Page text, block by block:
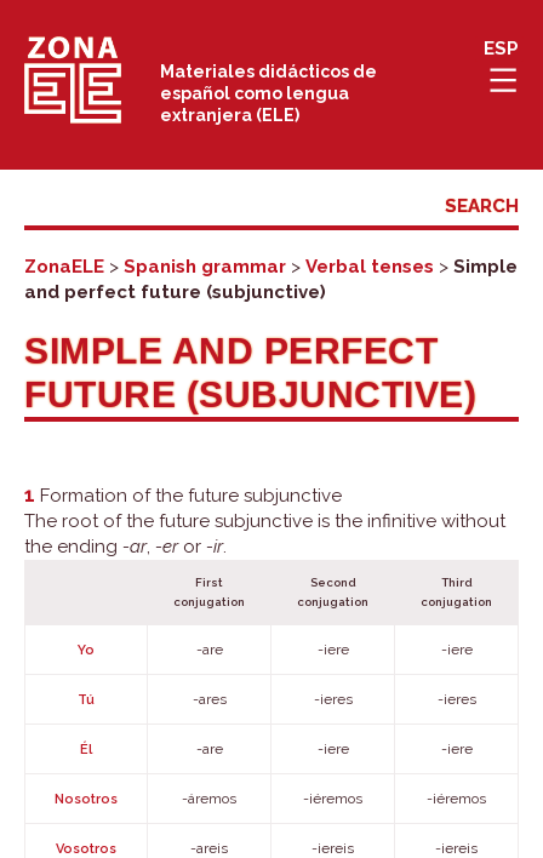
content
Materiales didácticos de
español como lengua
extranjera (ELE)
ESP
ZonaELE > Spanish grammar > Verbal tenses > Simple
and perfect future (subjunctive)
SIMPLE AND PERFECT
FUTURE (SUBJUNCTIVE)
1 Formation of the future subjunctive
The root of the future subjunctive is the infinitive without
the ending -ar, -eror -ir.
First
conjugation
Second
conjugation
Third
conjugation
Yo -are -iere -iere
Tú -ares -ieres -ieres
Él -are -iere -iere
Nosotros -áremos -iéremos -iéremos
Vosotros -areis -iereis -iereis